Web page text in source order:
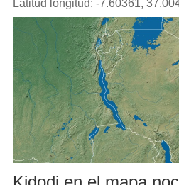
Latitud longitud: -7.60361,